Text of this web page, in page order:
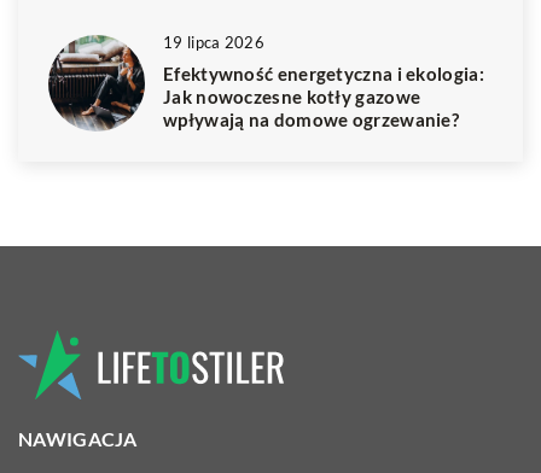
19 lipca 2026
Efektywność energetyczna i ekologia:
Jak nowoczesne kotły gazowe
wpływają na domowe ogrzewanie?
NAWIGACJA